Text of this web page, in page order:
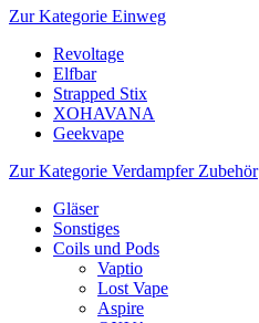
Zur Kategorie Einweg
Revoltage
Elfbar
Strapped Stix
XOHAVANA
Geekvape
Zur Kategorie Verdampfer Zubehör
Gläser
Sonstiges
Coils und Pods
Vaptio
Lost Vape
Aspire